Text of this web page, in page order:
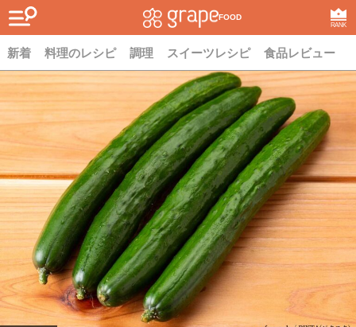
FOOD
RANK
新着 料理のレシピ 調理 スイーツレシピ 食品レビュー